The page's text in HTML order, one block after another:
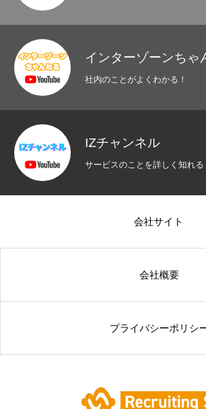
インターゾーンちゃ
社内のことがよくわかる！
IZチャンネル
サービスのことを詳しく知れる
会社サイト
会社概要
プライバシーポリシ